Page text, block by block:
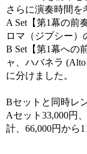
さらに演奏時間を
A Set【第1幕の前
ロマ（ジプシー）
B Set【第1幕への
ャ、ハバネラ (Alto
に分けました。
Bセットと同時レ
Aセット33,000円
計、66,000円から